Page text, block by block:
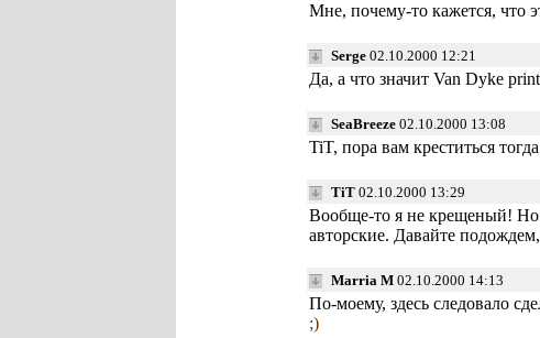
Мне, почему-то кажется, что
Serge02.10.2000 12:21
Да, а что значит Van Dyke
SeaBreeze02.10.2000 13:08
TiT, пора вам креститься тогда
TiT02.10.2000 13:29
Вообще-то я не крещеный! Но
авторские. Давайте
Marria M02.10.2000 14:13
По-моему, здесь следовало
;)